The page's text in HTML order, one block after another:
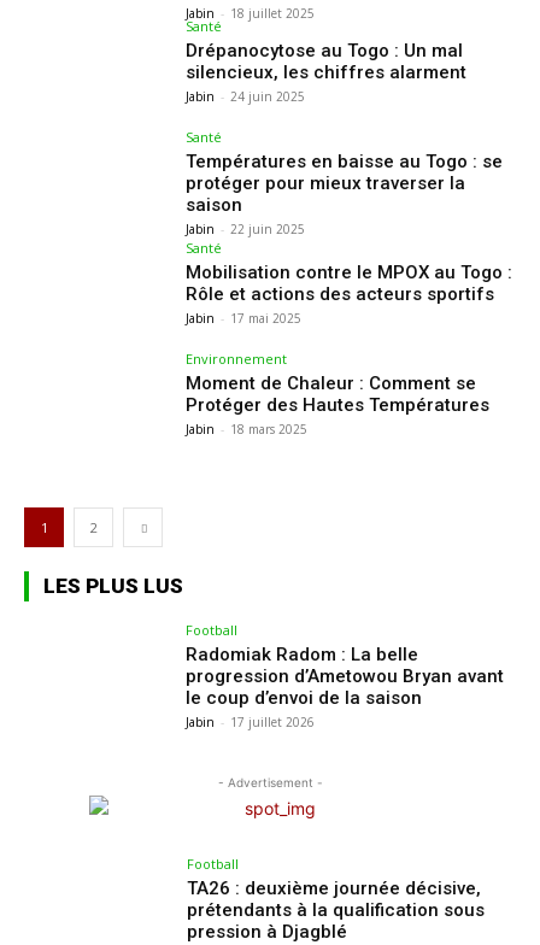
Jabin - 18 juillet 2025
Santé
Drépanocytose au Togo : Un mal
silencieux, les chiffres alarment
Jabin - 24 juin 2025
Santé
Températures en baisse au Togo : se
protéger pour mieux traverser la
saison
Jabin - 22 juin 2025
Santé
Mobilisation contre le MPOX au Togo :
Rôle et actions des acteurs sportifs
Jabin - 17 mai 2025
Environnement
Moment de Chaleur : Comment se
Protéger des Hautes Températures
Jabin - 18 mars 2025
1 2
LES PLUS LUS
Football
Radomiak Radom : La belle
progression d’Ametowou Bryan avant
le coup d’envoi de la saison
Jabin - 17 juillet 2026
- Advertisement -
Football
TA26 : deuxième journée décisive,
prétendants à la qualification sous
pression à Djagblé